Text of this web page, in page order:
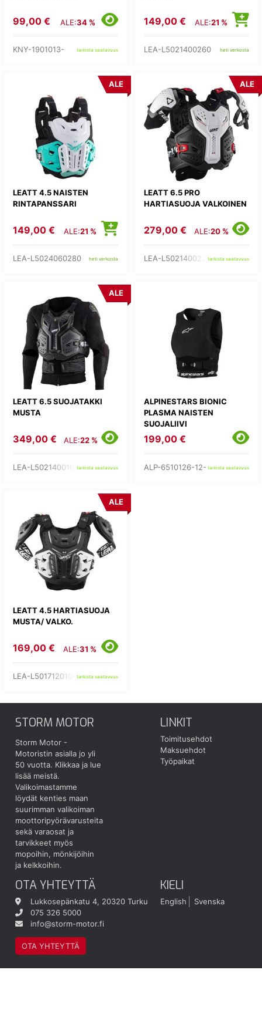
99,00 € ALE:34 %
KNY-1901013- tarkista saatavuus
149,00 € ALE:21 %
LEA-L5021400260 heti verkosta
LEATT 4.5 NAISTEN
RINTAPANSSARI
ALE
149,00 € ALE:21 %
LEA-L5024060280 heti verkosta
LEATT 6.5 PRO
HARTIASUOJA VALKOINEN
ALE
279,00 € ALE:20 %
LEA-L502140022-tarkista saatavuus
LEATT 6.5 SUOJATAKKI
MUSTA
ALE
349,00 € ALE:22 %
LEA-L502140010-tarkista saatavuus
ALPINESTARS BIONIC
PLASMA NAISTEN
SUOJALIIVI
199,00 €
ALP-6510126-12- tarkista saatavuus
LEATT 4.5 HARTIASUOJA
MUSTA/ VALKO.
ALE
169,00 € ALE:31 %
LEA-L501712010- tarkista saatavuus
STORM MOTOR
Storm Motor -
Motoristin asialla jo yli
50 vuotta. Klikkaa ja lue
lisää meistä.
Valikoimastamme
löydät kenties maan
suurimman valikoiman
moottoripyörävarusteita
sekä varaosat ja
tarvikkeet myös
mopoihin, mönkijöihin
ja kelkkoihin.
LINKIT
Toimitusehdot
Maksuehdot
Työpaikat
OTA YHTEYTTÄ
Lukkosepänkatu 4, 20320 Turku
075 326 5000
info@storm-motor.fi
OTA YHTEYTTÄ
KIELI
English Svenska